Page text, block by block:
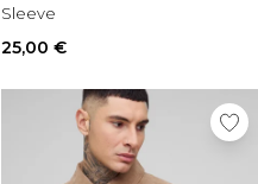
Sleeve
Style: Bomber Jacket
25,00 €